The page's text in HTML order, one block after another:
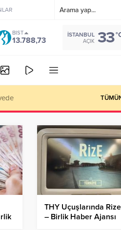
BIST
13.788,73
İSTANBUL
AÇIK 33
THY Uçuşlarında Rize
– Birlik Haber Ajansı